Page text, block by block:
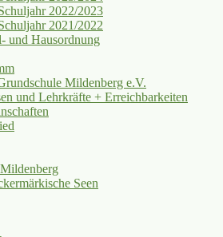
2022/2023
2021/2022
und Hausordnung
Mildenberg e.V.
und Lehrkräfte + Erreichbarkeiten
Seen